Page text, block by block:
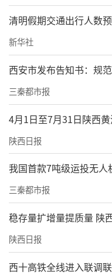
优惠，总价值超
玩”。
清明假期交通出行人数
新华社
西安市发布告知书：规
三秦都市报
4月1日至7月31日陕西
陕西日报
我国首款7吨级运投无人
三秦都市报
稳存量扩增量提质量 陕
陕西日报
西十高铁全线进入联调